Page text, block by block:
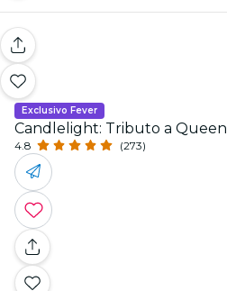
Exclusivo Fever
Candlelight: Tributo a Queen
4.8 (273)